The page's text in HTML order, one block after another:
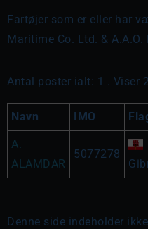
Fartøjer som er eller har
Maritime Co. Ltd. & A.A.O.
Antal poster ialt: 1 . Viser
Navn IMO
A.
ALAMDAR
5077278
Denne side indeholder